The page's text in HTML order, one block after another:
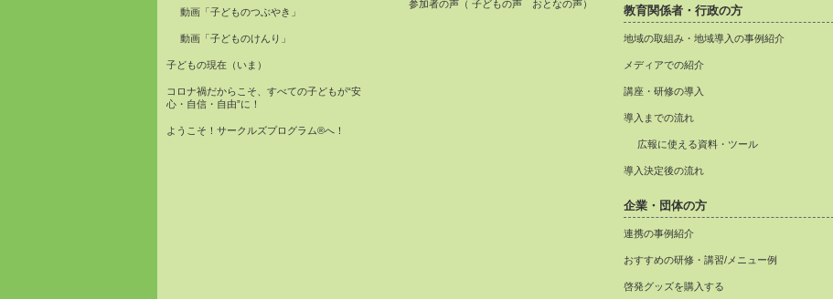
動画「子どものつぶやき」
動画「子どものけんり」
子どもの現在（いま）
コロナ禍だからこそ、すべての子どもが“安
心・自信・自由”に！
ようこそ！サークルズプログラム®へ！
参加者の声（ 子どもの声 おとなの声） 教育関係者・行政の方
地域の取組み・地域導入の事例紹介
メディアでの紹介
講座・研修の導入
導入までの流れ
広報に使える資料・ツール
導入決定後の流れ
企業・団体の方
連携の事例紹介
おすすめの研修・講習/メニュー例
啓発グッズを購入する